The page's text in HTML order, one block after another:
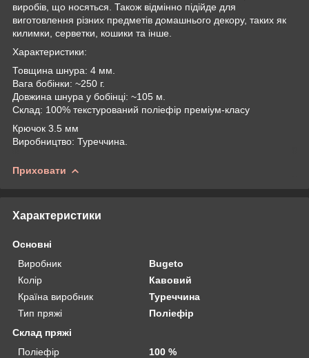
виробів, що носяться. Також відмінно підійде для
виготовлення різних предметів домашнього декору, таких як
килимки, серветки, кошики та інше.
Характеристики:
Товщина шнура: 4 мм.
Вага бобінки: ~250 г.
Довжина шнура у бобінці: ~105 м.
Склад: 100% текстурований поліефір преміум-класу
Крючок 3.5 мм
Виробництво: Туреччина.
Приховати
Характеристики
Основні
Виробник
Bugeto
Колір
Кавовий
Країна виробник
Туреччина
Тип пряжі
Поліефір
Склад пряжі
Поліефір
100 %